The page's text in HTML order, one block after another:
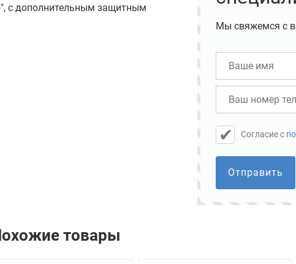
с дополнительным защитным
Мы свяжемся с
Cогласие с
Отправить
товары